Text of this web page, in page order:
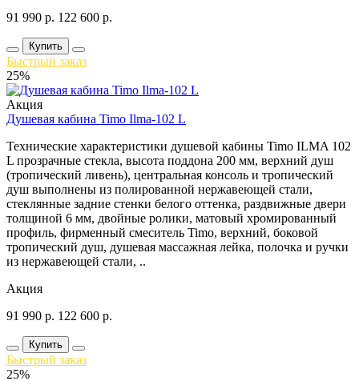
91 990 р. 122 600 р.
Купить
Быстрый заказ
25%
Акция
Душевая кабина Timo Ilma-102 L
Технические характеристики душевой кабины Timo ILMA 102
L прозрачные стекла, высота поддона 200 мм, верхний душ
(тропический ливень), центральная консоль и тропический
душ выполнены из полированной нержавеющей стали,
стеклянные задние стенки белого оттенка, раздвижные двери
толщиной 6 мм, двойные ролики, матовый хромированный
профиль, фирменный смеситель Timo, верхний, боковой
тропический душ, душевая массажная лейка, полочка и ручки
из нержавеющей стали, ..
Акция
91 990 р. 122 600 р.
Купить
Быстрый заказ
25%